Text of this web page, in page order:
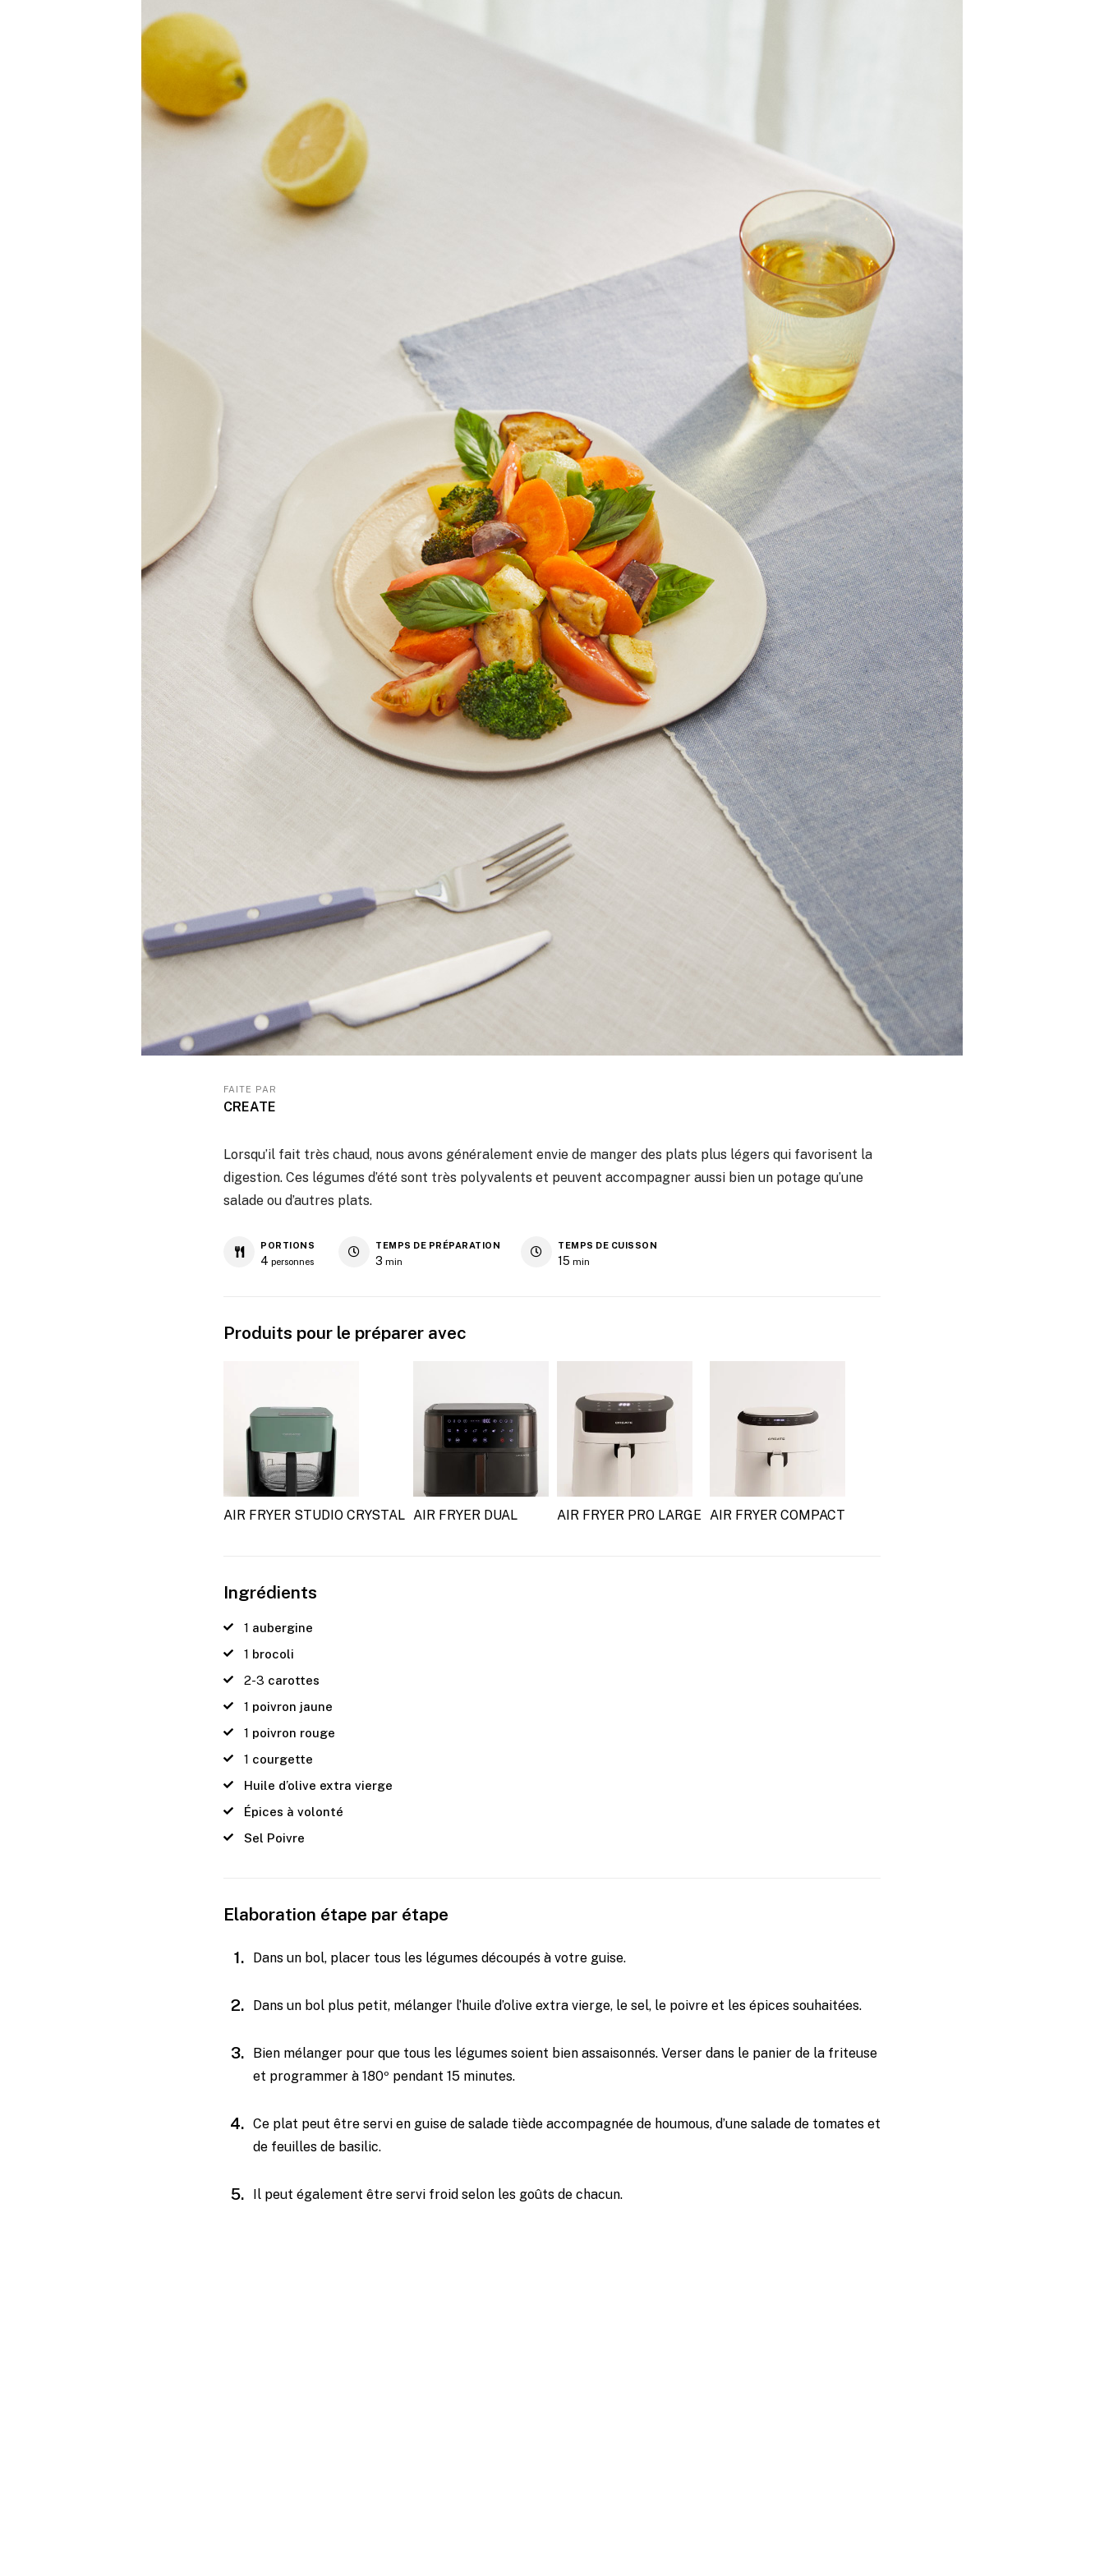
FAITE PAR
CREATE
Lorsqu’il fait très chaud, nous avons généralement envie de manger des plats plus légers qui favorisent la
digestion. Ces légumes d’été sont très polyvalents et peuvent accompagner aussi bien un potage qu’une
salade ou d’autres plats.
PORTIONS
4 personnes
TEMPS DE PRÉPARATION
3 min
TEMPS DE CUISSON
15 min
Produits pour le préparer avec
AIR FRYER STUDIO CRYSTAL AIR FRYER DUAL AIR FRYER PRO LARGE AIR FRYER COMPACT
Ingrédients
1 aubergine
1 brocoli
2-3 carottes
1 poivron jaune
1 poivron rouge
1 courgette
Huile d’olive extra vierge
Épices à volonté
Sel Poivre
Elaboration étape par étape
Dans un bol, placer tous les légumes découpés à votre guise.
Dans un bol plus petit, mélanger l’huile d’olive extra vierge, le sel, le poivre et les épices souhaitées.
Bien mélanger pour que tous les légumes soient bien assaisonnés. Verser dans le panier de la friteuse
et programmer à 180º pendant 15 minutes.
Ce plat peut être servi en guise de salade tiède accompagnée de houmous, d’une salade de tomates et
de feuilles de basilic.
Il peut également être servi froid selon les goûts de chacun.